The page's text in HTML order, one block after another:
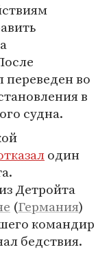
во
в
судна.
один
Детройта
(Германия)
командир
бедствия.